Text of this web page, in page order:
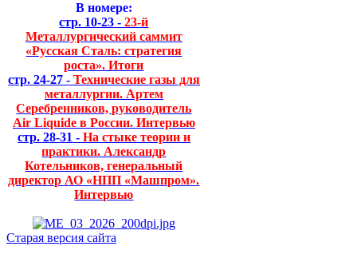
В номере:
стр. 10-23 - 23-й
Металлургический саммит
«Русская Сталь: стратегия
роста». Итоги
стр. 24-27 - Технические газы для
металлургии. Артем
Серебренников, руководитель
Air Liquide в России. Интервью
стр. 28-31 - На стыке теории и
практики. Александр
Котельников, генеральный
директор АО «НПП «Машпром».
Интервью
Старая версия сайта